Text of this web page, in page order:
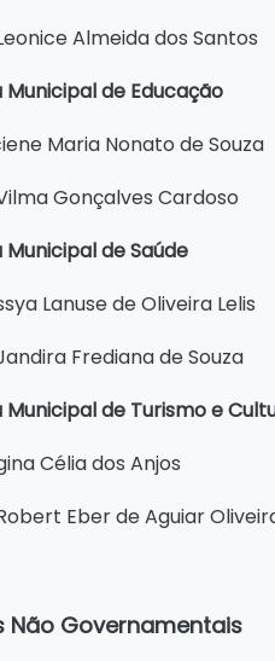
Almeida dos Santos
de Educação
Maria Nonato de Souza
Gonçalves Cardoso
de Saúde
Lanuse de Oliveira Lelis
Frediana de Souza
de Turismo e
Célia dos Anjos
Eber de Aguiar
Não Governamentais